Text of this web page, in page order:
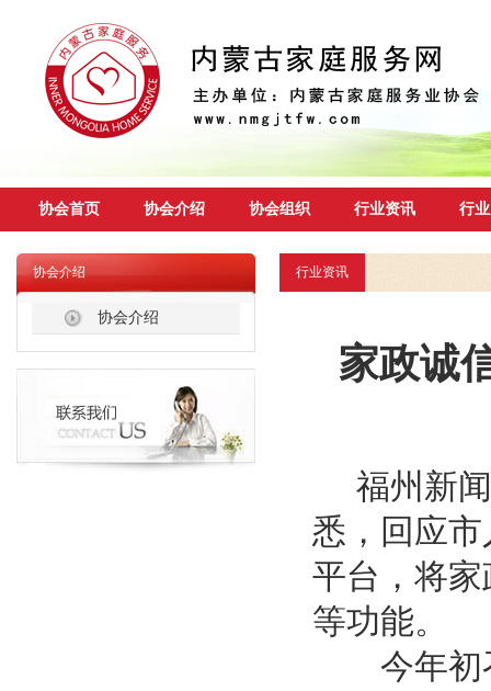
协会首页 协会介绍 协会组织 行业资讯 行
协会介绍
协会介绍
行业资讯
家政诚
福州新闻
悉，回应
平台，将
等功能。
今年初召